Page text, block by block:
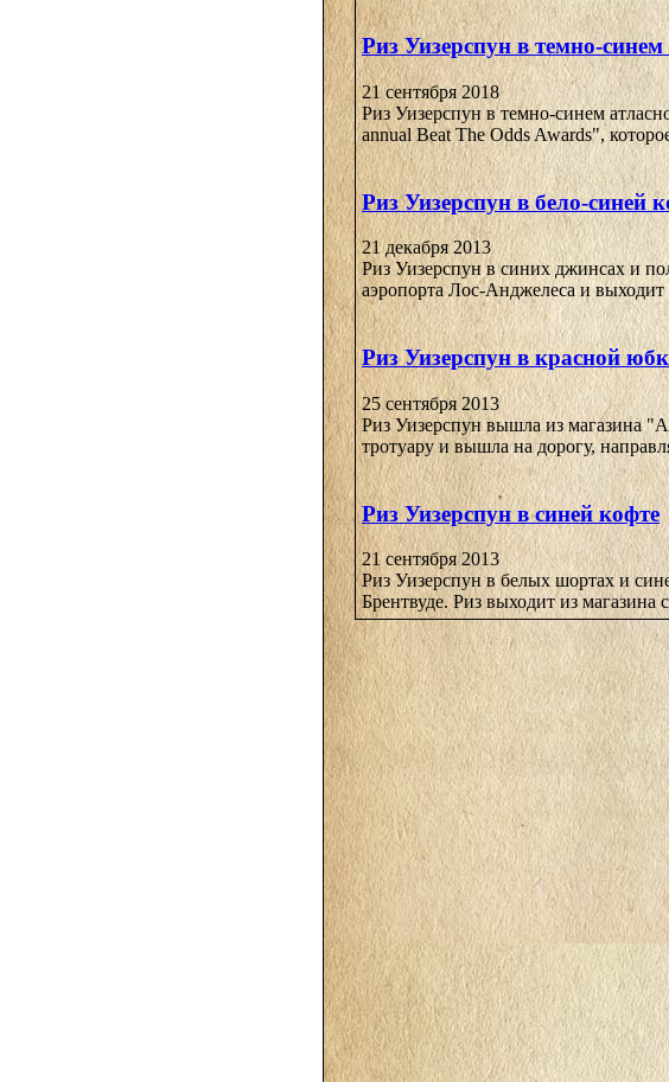
Риз Уизерспун в темно-синем
21 сентября 2018
Риз Уизерспун в темно-синем
annual Beat The Odds Awards",
Риз Уизерспун в бело-синей
21 декабря 2013
Риз Уизерспун в синих джинсах и
аэропорта Лос-Анджелеса и
Риз Уизерспун в красной
25 сентября 2013
Риз Уизерспун вышла из магазина
тротуару и вышла на дорогу,
Риз Уизерспун в синей кофте
21 сентября 2013
Риз Уизерспун в белых шортах и
Брентвуде. Риз выходит из магазина